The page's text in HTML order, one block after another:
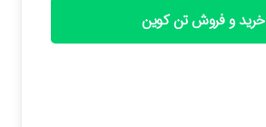
خرید و فروش تن کوین